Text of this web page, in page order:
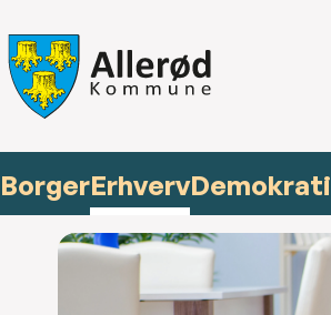
BorgerErhvervDemokrati